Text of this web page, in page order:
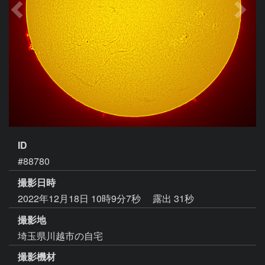
ID
#88780
撮影日時
2022年12月18日 10時9分7秒
露出 31秒
撮影地
埼玉県川越市の自宅
撮影機材